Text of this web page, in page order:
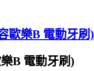
歐樂B 電動牙刷)
B 電動牙刷)